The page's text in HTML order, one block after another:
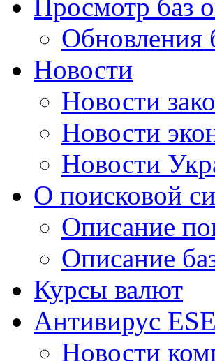
Просмотр баз
Обновления
Новости
Новости
Новости
Новости
О поисковой
Описание
Описание
Курсы валют
Антивирус
Новости